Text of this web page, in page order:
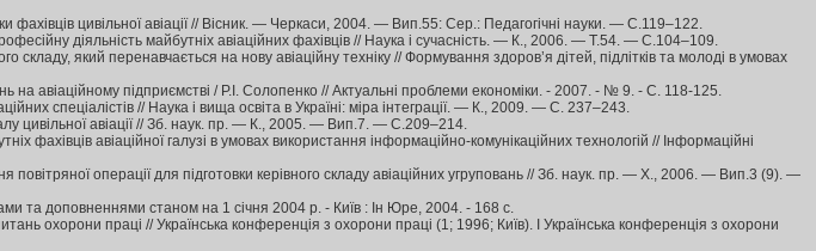
фахівців цивільної авіації // Вісник. — Черкаси, 2004. — Вип.55: Сер.: Педагогічні науки. — С.119–122.
діяльність майбутніх авіаційних фахівців // Наука і сучасність. — К., 2006. — Т.54. — С.104–109.
який перенавчається на нову авіаційну техніку // Формування здоров’я дітей, підлітків та молоді в умовах
на авіаційному підприємстві / Р.І. Солопенко // Актуальні проблеми економіки. - 2007. - № 9. - С. 118-125.
спеціалістів // Наука і вища освіта в Україні: міра інтеграції. — К., 2009. — С. 237–243.
цивільної авіації // Зб. наук. пр. — К., 2005. — Вип.7. — С.209–214.
фахівців авіаційної галузі в умовах використання інформаційно-комунікаційних технологій // Інформаційні
операції для підготовки керівного складу авіаційних угруповань // Зб. наук. пр. — Х., 2006. — Вип.3 (9). —
та доповненнями станом на 1 січня 2004 р. - Київ : Ін Юре, 2004. - 168 с.
питань охорони праці // Українська конференція з охорони праці (1; 1996; Київ). І Українська конференція з охорони